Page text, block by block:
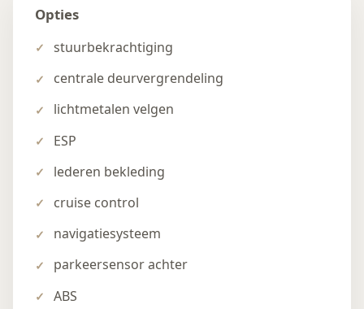
Opties
stuurbekrachtiging
centrale deurvergrendeling
lichtmetalen velgen
ESP
lederen bekleding
cruise control
navigatiesysteem
parkeersensor achter
ABS